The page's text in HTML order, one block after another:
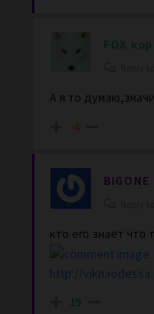
FOX
А я то
-4
BIGONE
кто его знает что
http://
19